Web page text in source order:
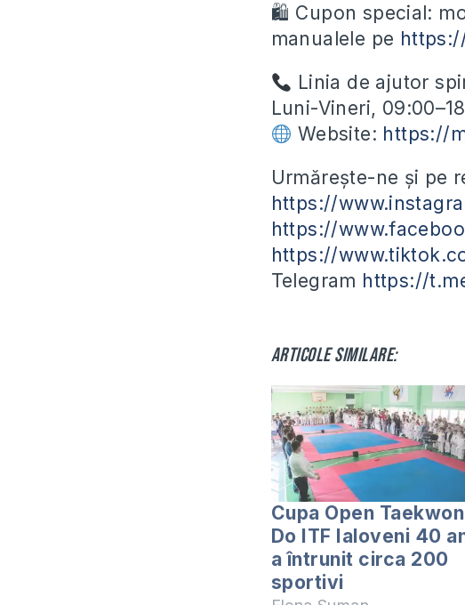
🛍 Cupon special:
manualele pe
Linia de ajutor
Luni-Vineri,
Website: https://
Urmărește-ne și pe
https://
https://
https://
Telegram https://
Articole similare:
Cupa Open
Do ITF Ialoveni 40
a întrunit circa 200
sportivi